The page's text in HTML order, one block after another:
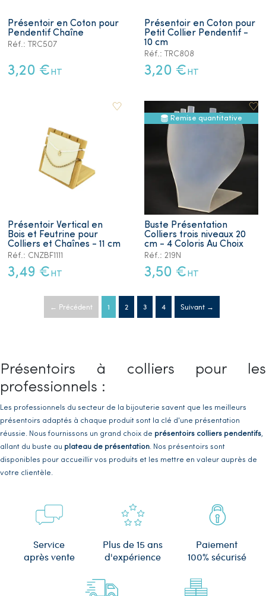
Présentoir en Coton pour
Pendentif Chaîne
Réf.: TRC507
3,20 € HT
Présentoir en Coton pour
Petit Collier Pendentif -
10 cm
Réf.: TRC808
3,20 € HT
Présentoir Vertical en
Bois et Feutrine pour
Colliers et Chaînes - 11 cm
Réf.: CNZBF1111
3,49 € HT
Remise quantitative
Buste Présentation
Colliers trois niveaux 20
cm - 4 Coloris Au Choix
Réf.: 219N
3,50 € HT
← Précédent 1 2 3 4 Suivant →
Présentoirs à colliers pour les
professionnels :
Les professionnels du secteur de la bijouterie savent que les meilleurs
présentoirs adaptés à chaque produit sont la clé d'une présentation
réussie. Nous fournissons un grand choix de présentoirs colliers pendentifs,
allant du buste au plateau de présentation. Nos présentoirs sont
disponibles pour accueillir vos produits et les mettre en valeur auprès de
votre clientèle.
Des petitsbustes pour présentation des colliers et des chaînes
Des présentoirs pour 3 colliers chaînettes
Des plateaux de présentation pour colliers, chaînes ou pendentifs
présentoirs vitrine pour les pendentifs et les créoles
Service
après vente
Plus de 15 ans
d'expérience
Paiement
100% sécurisé